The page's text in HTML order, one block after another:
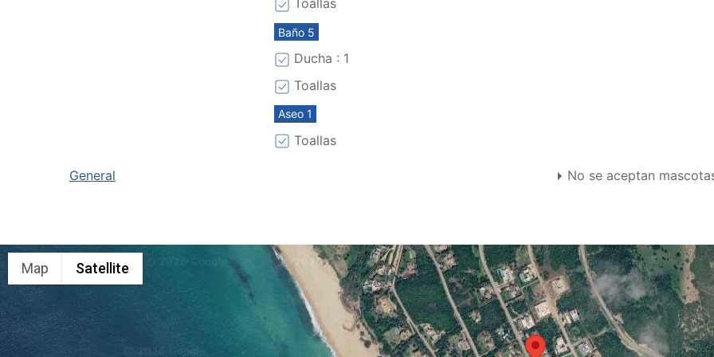
Toallas
Baño 5
Ducha : 1
Toallas
Aseo 1
Toallas
General No se aceptan
Map Satellite